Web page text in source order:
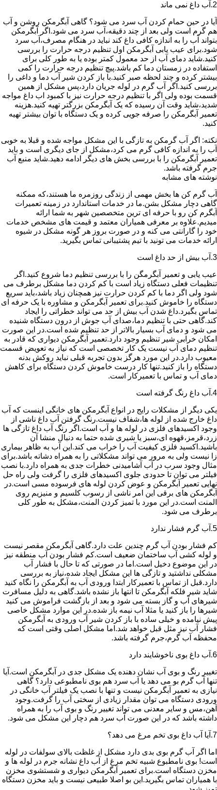
2.آب داغ نمی ماند
آیا در حین حمام کردن آب سرد می شود؟ گاهی آبگرمکن روشن و آب
هم گرم است ولی بعد از چند دقیقه،آب سرد می شود.اگر آبگرمکن
بتواند آب را به اندازه کافی داغ کند نباید در هنگام مصرف،آب سرد
شود.برای عیب یابی آبگرمکن اول تنظیم درجه حرارت را بررسی
کنید.شاید دمای آب از حد معمول کمتر بوده یا به طور کلی برای
استفاده در زمستان دما کم باشد.پیچ تنظیم درجه حرارت را کمی
بیشتر کرده و چند لحظه صبر کنید.با باز کردن شیر آب دما و داغی را
بررسی کنید.اگر آب گرم در لوله جریان دارد،پس مشکل از همین
قسمت بوده ولی اگر با تنظیم درجه حرارت نیز با کمبود اب داغ مواجه
شدید،شاید وقت آن رسیده که یک آبگرمکن بزرگتر تهیه کنید.هزینه
تعمیر آبگرمکن را صرفه جویی کرده و یک دستگاه با توان بیشتر تهیه
کنید.
نکته: اگر آب گرمکن به تازگی با این مشکل مواجه شده و قبلا به خوبی
آب را به اندازه کافی گرم می کرد،مشکل از جای دیگری است و باید
تعمیر آبگرمکن را با بررسی بخش های دیگر ادامه دهید.شاید منبع آب
جرم گرفته باشد.
نوشته های مشابه
آب گرم کن ها بخش مهمی از زندگی روزمره ما هستند،که ممکنه
گاهی دچار مشکل بشن.ما در خدمات استاندارد در زمینه تعمیرات
آبگرم کن رو با حرفه ای ترین متخصصین شهر به شما ارائه
میدیم.علاوه بر معرفی همیاران معتمد و قیمت های مشخص خدمات
خود را گارانتی می کنه و در صورت بروز هر گونه مشکل در شیوه
ارائه خدمات می تونید با تیم پشتیبانی تماس بگیرید.
3.آب بیش از حد داغ است
عیب یابی و تعمیر آبگرمگن را با بررسی تنظیم دما شروع کنید.اگر
تنظیمات فعلی دستگاه زیاد است با کم کردن دما مشکل برطرف می
شود ولی اگر دما با کم کردن حرارت نیز همچنان زیاد باشد،باید سریع
دستگاه را خاموش کنید.برای تعمیر آبگرمکن و مشاوره با یک حرفه ای
تماس بگیرد.داغ شدن آب بیش از حد می تواند خطراتی را ایجاد
کند.گاهی حتی با تنظیم دما،صدای آب جوش از درون دستگاه شنیده
می شود و دمای آب بسیار بالاتر از حد تنظیم شده است.در این صورت
امکان خرابی شیر تنظیم وجود دارد.تعمیر آبگرمکن دیواری که قادر به
تنظیم دمای آب نیست یک کار تخصصی است که نیاز به تعویض قسمت
معیوب دارد.در این مورد هرگز بدون تجربه قبلی نباید روکش بدنه
دستگاه را باز کنید.تنها کار درست خاموش کردن دستگاه برای کاهش
دمای آب و تماس با تعمیرکار است.
4.آب داغ رنگ گرفته است
یکی دیگر از مشکلات رایج در انواع آبگرمکن های خانگی اینست که آب
داغ خارج شده از لوله ها،شفاف نیست.رنگ گرفتن آب داغ ناشی از
وجود اکسیدهای فلزی در لوله ها و آب است.اگر رنگ آب داغ تازگی ها
زرد،قرمز،قهوه ای،سبز یا شیری شده حتما به دنبال منشا آن
باشید.اکسید فلزی کیفیت آب را خراب می کند.این آب به ظاهر بیماری
زا نیست ولی به مرور می تواند مشکلاتی را به همراه دشاته باشد.برای
مثال وجود سرب در آب آشامیدنی خطرات جدی به همراه دارد.با نصب
فیلتر می توان تا حدودی جلوی اکسیدهای فلزی را گرفت ولی راه حل
نهایی تعمیر آبگرمکن و عوض کردن لوله های فرسوده مسی است.در
آبگرمکن های برقی این امر ناشی از رسوب کلسیم و منیزیم روی
المنت است.در این مورد با تمیز کردن المنت،مشکل به طور کلی
برطرف می شود.
5.آب گرم فشار ندارد
کم فشار بودن آب گرم چندین علت دارد.گاهی آبگرمکن مقصر نیست
و لوله کشی آب ساختمان ضعیف است.کم فشار بودن آب منطقه نیز
در این موضوع دخیل است.اما در صورتی که تا حال با فشار آب
مشکلی نداشتید و تازگی ها این مشکل ایجاد شده،نیاز به بررسی
دارد.قبل از تماس با تعمیرکار ابتدا ورودی آب به آبگرمکن را نگاه کنید
شاید شیر فلکه آبگرمکن تا انتها باز نشده باشد.گاهی به دلیل مسافرت
شیرهای آب و گاز بسته می شود و بعد از بازگشت فراموش می کنید
شیرها را باز کنید یا مثلا آب نیمه باز شده.در این موارد مشکل خاصی
پیش نیامده و خیلی ساده با باز کردن شیر آب ورودی به آبگرمکن
فشار آب نیز مثل قبل خواهد شد.اما مشکل اصلی وقتی است که
محفظه آب گرم،جرم گرفته باشد.
6.آب داغ بوی ناخوشایند دارد
تغییر رنگ و بوی آب نشان دهنده یک مشکل جدی در آبگرمکن است.آیا
تنها آب گرم بو می دهد یا آب سرد هم بوی نامطبوعی دارد؟ گاهی
نیازی به تعمیر آبگرمکن نیست و تنها با نصب یک فیلتر آب خانگی در
ورودی دستگاه می توان مقدار زیادی از سختی آب را گرفت.وجود
آهن،مس و سایر معدنی می تواند تغییر رنگ و بوی آب را به همراه
داشته باشد که در این صورت آب سرد هم دچار این مشکل می شود.
7.آیا آب داغ بوی تخم مرغ می دهد؟
اما اگر آب گرم بوی بدی دارد مشکل از غلظت بالای سولفات در لوله
است! بوی نامطبوع شبیه تخم مرغ از آب داغ نشانه جرم در لوله ها و
مخزن دستگاه است.برای تعمیر آبگرمکن دیواری و شستشوی مخزن
با همیاران تماس بگیرید.این بو اصلا طبیعی نیست و باید مخزن دستگاه